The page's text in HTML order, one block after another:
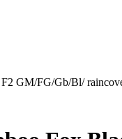
GM/FG/Gb/Bl/